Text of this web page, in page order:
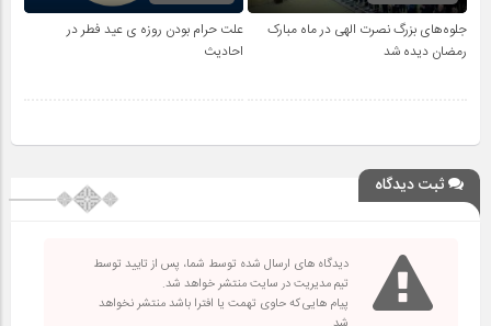
جلوه‌های بزرگ نصرت الهی در ماه مبارک
رمضان دیده شد
علت حرام بودن روزه ی عید فطر در
احادیث
ثبت دیدگاه
دیدگاه های ارسال شده توسط شما، پس از تایید توسط
تیم مدیریت در سایت منتشر خواهد شد.
پیام هایی که حاوی تهمت یا افترا باشد منتشر نخواهد